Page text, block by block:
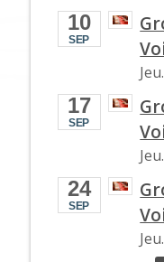
10
SEP
17
SEP
24
SEP